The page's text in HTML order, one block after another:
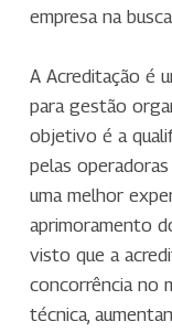
empresa na
A Acreditação é
para gestão
objetivo é a
pelas
uma melhor
aprimoramento
visto que a
concorrência no
técnica,